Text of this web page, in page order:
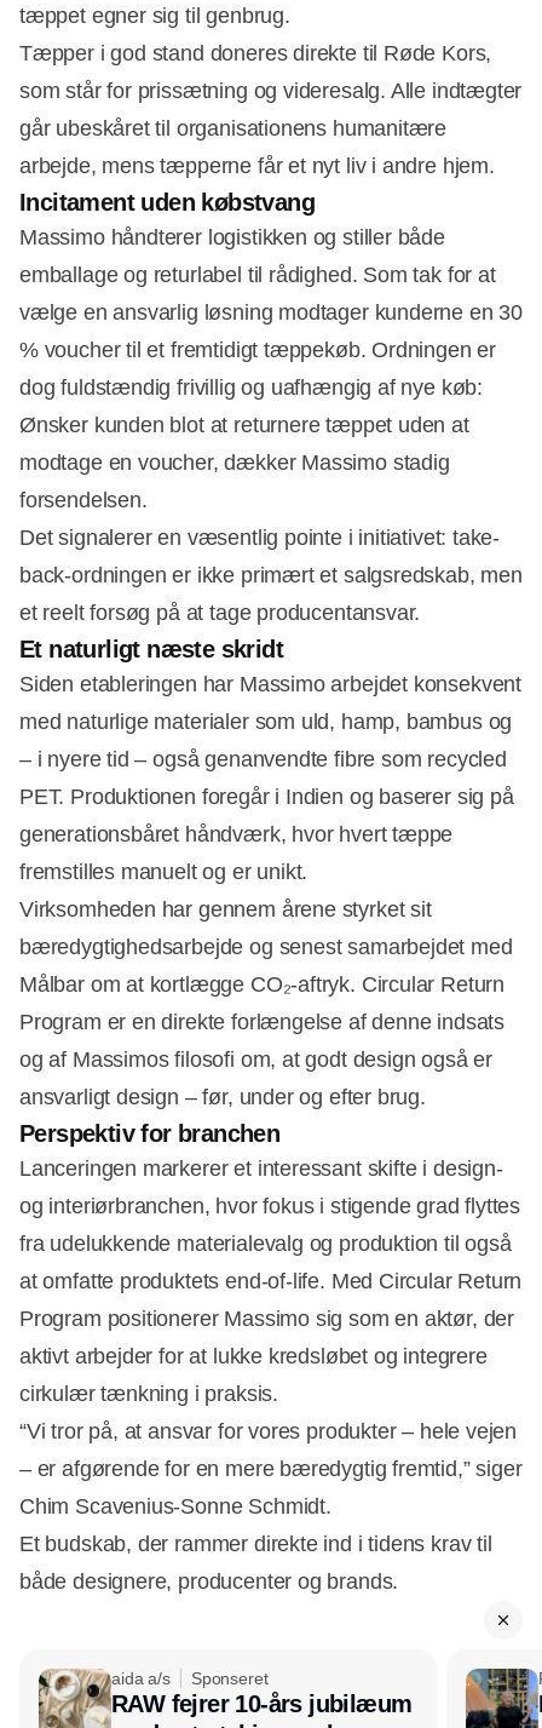
tæppet egner sig til genbrug.
Tæpper i god stand doneres direkte til Røde Kors,
som står for prissætning og videresalg. Alle indtægter
går ubeskåret til organisationens humanitære
arbejde, mens tæpperne får et nyt liv i andre hjem.
Incitament uden købstvang
Massimo håndterer logistikken og stiller både
emballage og returlabel til rådighed. Som tak for at
vælge en ansvarlig løsning modtager kunderne en 30
% voucher til et fremtidigt tæppekøb. Ordningen er
dog fuldstændig frivillig og uafhængig af nye køb:
Ønsker kunden blot at returnere tæppet uden at
modtage en voucher, dækker Massimo stadig
forsendelsen.
Det signalerer en væsentlig pointe i initiativet: take-
back-ordningen er ikke primært et salgsredskab, men
et reelt forsøg på at tage producentansvar.
Et naturligt næste skridt
Siden etableringen har Massimo arbejdet konsekvent
med naturlige materialer som uld, hamp, bambus og
– i nyere tid – også genanvendte fibre som recycled
PET. Produktionen foregår i Indien og baserer sig på
generationsbåret håndværk, hvor hvert tæppe
fremstilles manuelt og er unikt.
Virksomheden har gennem årene styrket sit
bæredygtighedsarbejde og senest samarbejdet med
Målbar om at kortlægge CO₂-aftryk. Circular Return
Program er en direkte forlængelse af denne indsats
og af Massimos filosofi om, at godt design også er
ansvarligt design – før, under og efter brug.
Perspektiv for branchen
Lanceringen markerer et interessant skifte i design-
og interiørbranchen, hvor fokus i stigende grad flyttes
fra udelukkende materialevalg og produktion til også
at omfatte produktets end-of-life. Med Circular Return
Program positionerer Massimo sig som en aktør, der
aktivt arbejder for at lukke kredsløbet og integrere
cirkulær tænkning i praksis.
“Vi tror på, at ansvar for vores produkter – hele vejen
– er afgørende for en mere bæredygtig fremtid,” siger
Chim Scavenius-Sonne Schmidt.
Et budskab, der rammer direkte ind i tidens krav til
både designere, producenter og brands.
aida a/s Sponseret
RAW fejrer 10-års jubilæum